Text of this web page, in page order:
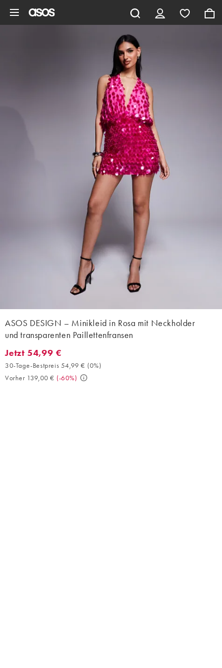
ASOS DESIGN – Minikleid in Rosa mit Neckholder
und transparenten Paillettenfransen
Jetzt 54,99 €. 30-Tage-Bestpreis 54,99 € (0%). Vorher 139,00
Jetzt 54,99 €
30-Tage-Bestpreis 54,99 € (0%)
Vorher 139,00 € (-60%)